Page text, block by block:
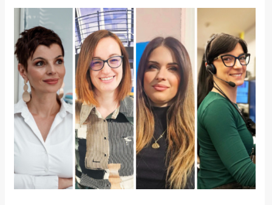
Intervju
Kolumne
Kultura
Lifestyle
Beauty
Fashion
Zdravlje
Za